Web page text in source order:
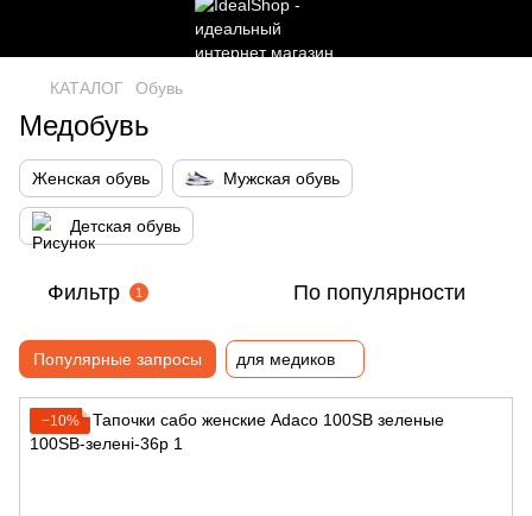
КАТАЛОГ Обувь
Медобувь
Женская обувь Мужская обувь
Детская обувь
Фильтр 1 По популярности
Популярные запросы для медиков
−10%